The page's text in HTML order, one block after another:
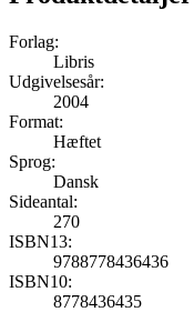
Forlag:
Libris
Udgivelsesår:
2004
Format:
Hæftet
Sprog:
Dansk
Sideantal:
270
ISBN13:
9788778436436
ISBN10:
8778436435